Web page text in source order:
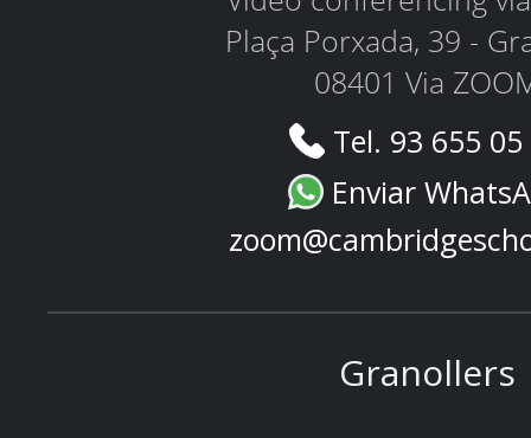
Plaça Porxada, 39 -
08401 Via
Tel. 93 655
Enviar
Granollers